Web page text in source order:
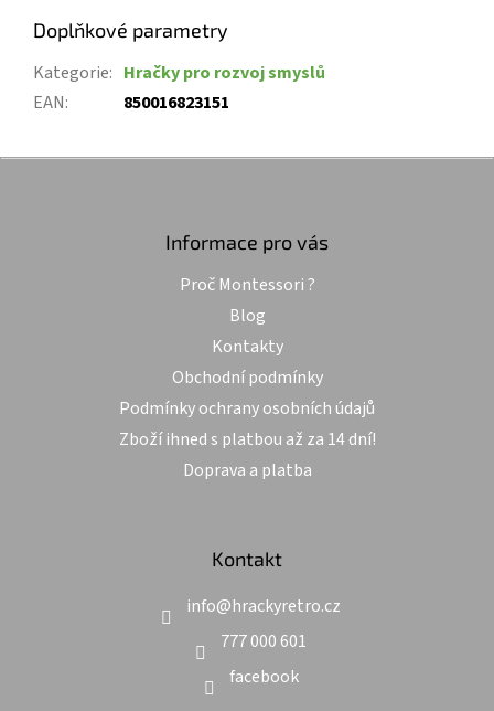
Doplňkové parametry
Kategorie: Hračky pro rozvoj smyslů
EAN: 850016823151
Z
Informace pro vás
Proč Montessori ?
Blog
Kontakty
Obchodní podmínky
Podmínky ochrany osobních údajů
Zboží ihned s platbou až za 14 dní!
Doprava a platba
Kontakt
info@hrackyretro.cz
777 000 601
facebook